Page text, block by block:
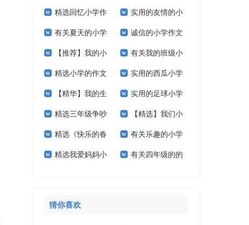
精选回忆小学作
文300字合集10篇
实用的友情的小
学作文300字四篇
有关夏天的小学
作文合集五篇
诚信的小学作文
汇编6篇
【推荐】我的小
学作文合集8篇
有关我的班级小
学作文合集9篇
精选小学的作文
600字合集六篇
实用的西瓜小学
作文8篇
【精华】我的生
活小学作文四篇
实用的足球小学
作文合集八篇
精选三年级争吵
作文300字四篇
【精选】我们小
学作文300字六篇
精选《快乐的春
节》小学作文合集九
有关乐趣的小学
作文合集10篇
精选我爱妈妈小 有关四年级的的
猜你喜欢